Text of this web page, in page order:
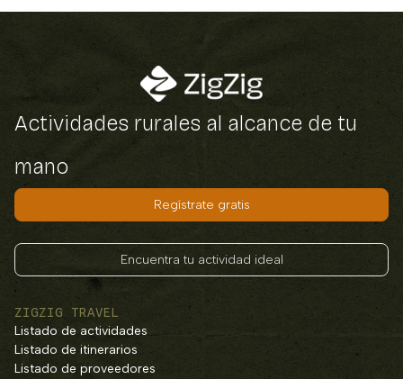
Actividades rurales al alcance de tu
mano
Regístrate gratis
Encuentra tu actividad ideal
ZIGZIG TRAVEL
Listado de actividades
Listado de itinerarios
Listado de proveedores